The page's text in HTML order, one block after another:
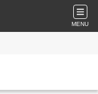
MENU